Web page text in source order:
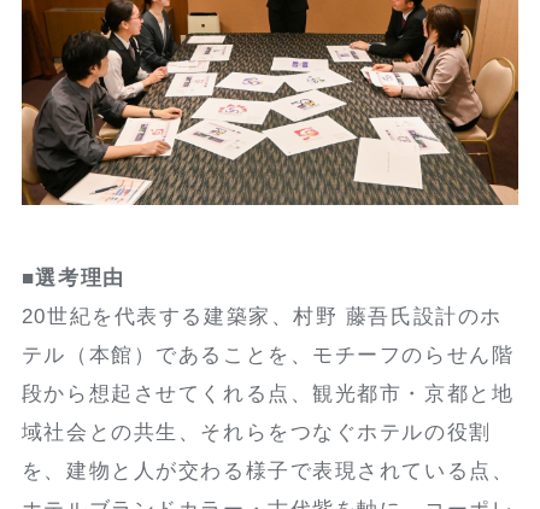
■選考理由
20世紀を代表する建築家、村野 藤吾氏設計のホ
テル（本館）であることを、モチーフのらせん階
段から想起させてくれる点、観光都市・京都と地
域社会との共生、それらをつなぐホテルの役割
を、建物と人が交わる様子で表現されている点、